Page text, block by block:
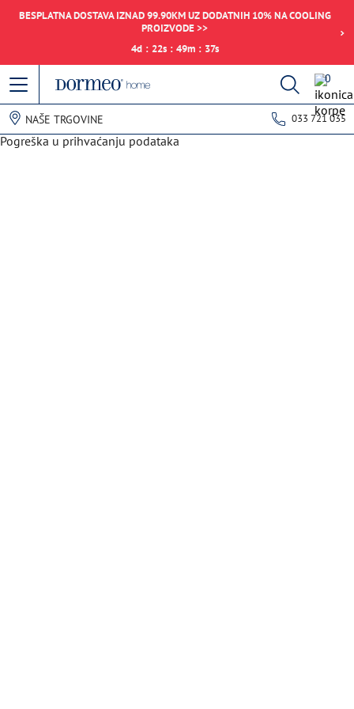
BESPLATNA DOSTAVA IZNAD 99.90KM UZ DODATNIH 10% NA COOLING
PROIZVODE >>
4d : 22s : 49m : 37s
0
NAŠE TRGOVINE 033 721 035
Pogreška u prihvaćanju podataka